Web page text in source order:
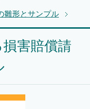
雛形とサンプル
害賠償請